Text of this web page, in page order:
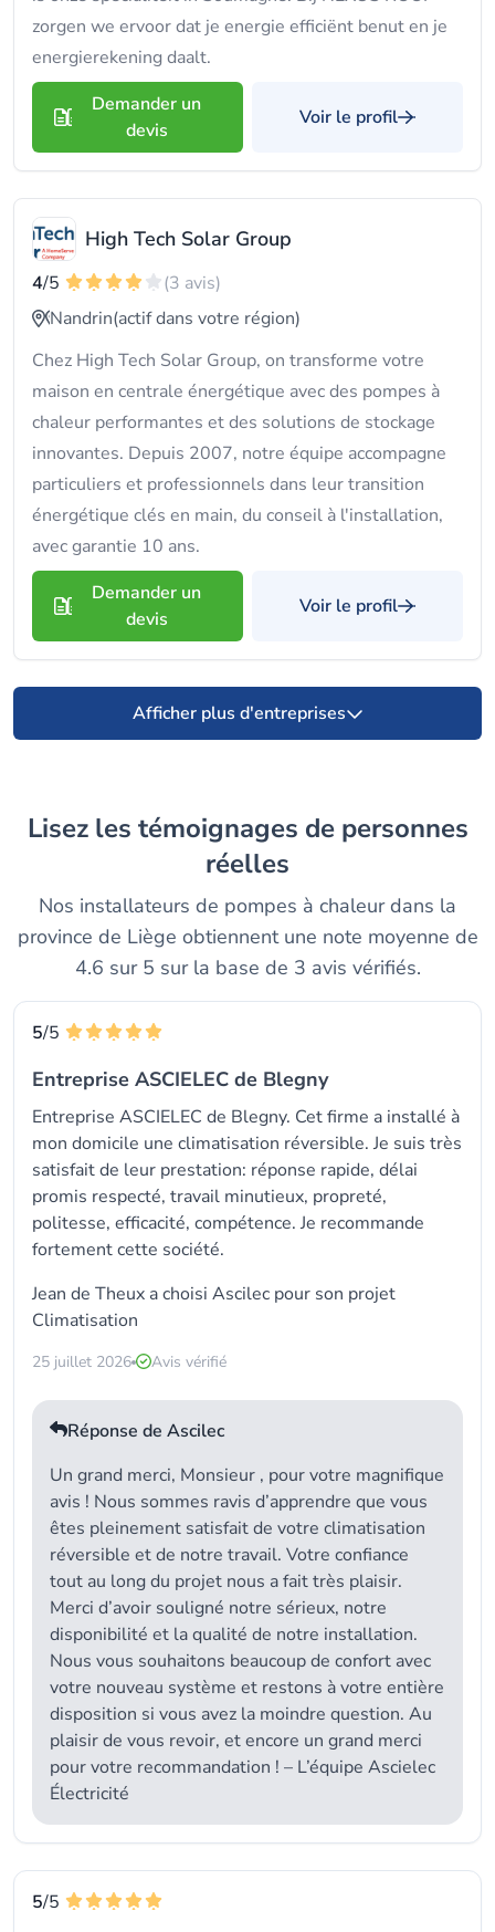
zorgen we ervoor dat je energie efficiënt benut en je
energierekening daalt.
Demander un
devis
Voir le profil
High Tech Solar Group
4/5
(3 avis)
Nandrin(actif dans votre région)
Chez High Tech Solar Group, on transforme votre
maison en centrale énergétique avec des pompes à
chaleur performantes et des solutions de stockage
innovantes. Depuis 2007, notre équipe accompagne
particuliers et professionnels dans leur transition
énergétique clés en main, du conseil à l'installation,
avec garantie 10 ans.
Demander un
devis
Voir le profil
Afficher plus d'entreprises
Lisez les témoignages de personnes
réelles
Nos installateurs de pompes à chaleur dans la
province de Liège obtiennent une note moyenne de
4.6 sur 5 sur la base de 3 avis vérifiés.
5/5
Entreprise ASCIELEC de Blegny
Entreprise ASCIELEC de Blegny. Cet firme a installé à
mon domicile une climatisation réversible. Je suis très
satisfait de leur prestation: réponse rapide, délai
promis respecté, travail minutieux, propreté,
politesse, efficacité, compétence. Je recommande
fortement cette société.
Jean de Theux a choisi Ascilec pour son projet
Climatisation
25 juillet 2026 Avis vérifié
Réponse de Ascilec
Un grand merci, Monsieur , pour votre magnifique
avis ! Nous sommes ravis d’apprendre que vous
êtes pleinement satisfait de votre climatisation
réversible et de notre travail. Votre confiance
tout au long du projet nous a fait très plaisir.
Merci d’avoir souligné notre sérieux, notre
disponibilité et la qualité de notre installation.
Nous vous souhaitons beaucoup de confort avec
votre nouveau système et restons à votre entière
disposition si vous avez la moindre question. Au
plaisir de vous revoir, et encore un grand merci
pour votre recommandation ! – L’équipe Ascielec
Électricité
5/5